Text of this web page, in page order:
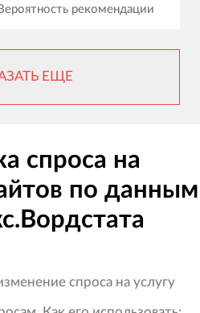
рекомендации
ЕЩЕ
спроса на
по данным
спроса на услугу